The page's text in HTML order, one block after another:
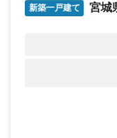
新築一戸建て 宮城